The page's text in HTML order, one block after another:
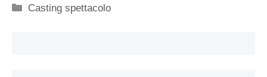
Categorie
Casting spettacolo